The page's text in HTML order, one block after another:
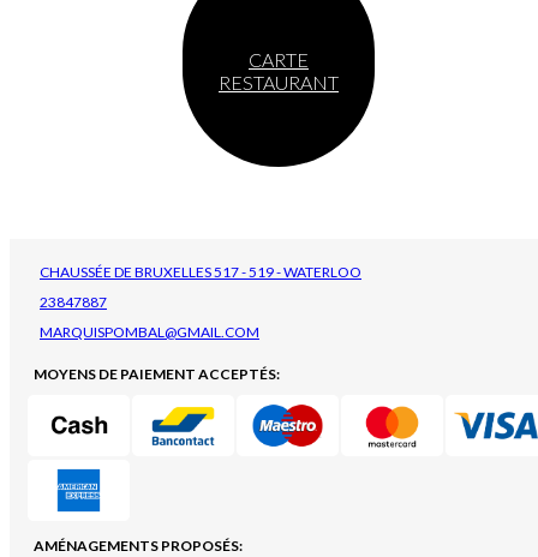
CARTE
RESTAURANT
CHAUSSÉE DE BRUXELLES 517 - 519 - WATERLOO
23847887
MARQUISPOMBAL@GMAIL.COM
MOYENS DE PAIEMENT ACCEPTÉS:
AMÉNAGEMENTS PROPOSÉS: